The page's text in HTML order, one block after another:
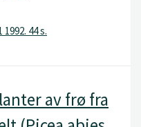
44 s.
av frø fra